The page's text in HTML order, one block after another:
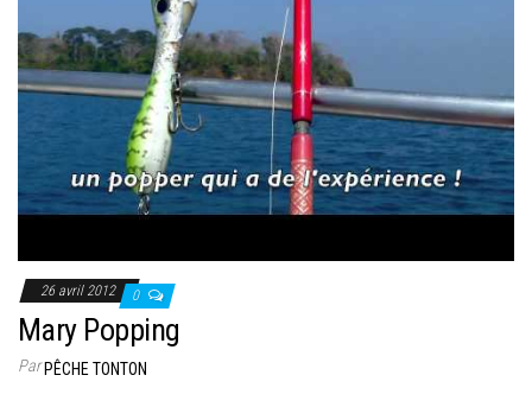
26 avril 2012 0
Mary Popping
ParPÊCHE TONTON